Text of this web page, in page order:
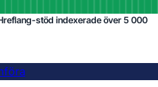
stöd indexerade över 5 000